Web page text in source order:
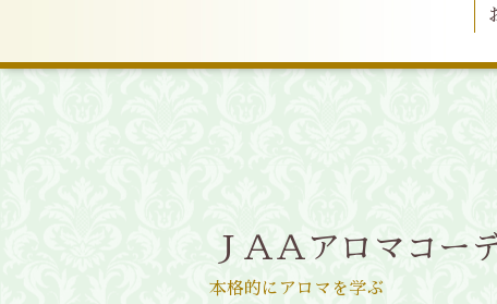
ＪＡＡアロマコー
本格的にアロマを学ぶ